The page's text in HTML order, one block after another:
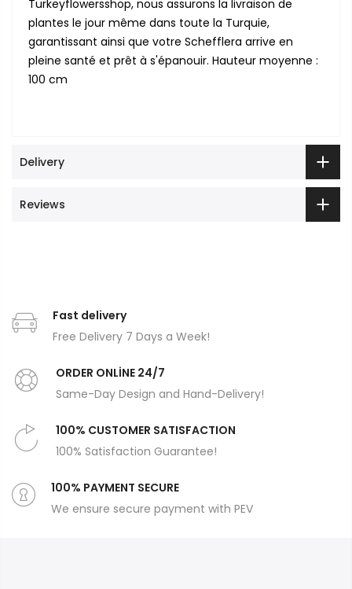
Turkeyflowersshop, nous assurons la livraison de
plantes le jour même dans toute la Turquie,
garantissant ainsi que votre Schefflera arrive en
pleine santé et prêt à s'épanouir. Hauteur moyenne :
100 cm
Delivery
Reviews
Fast delivery
Free Delivery 7 Days a Week!
ORDER ONLİNE 24/7
Same-Day Design and Hand-Delivery!
100% CUSTOMER SATISFACTION
100% Satisfaction Guarantee!
100% PAYMENT SECURE
We ensure secure payment with PEV